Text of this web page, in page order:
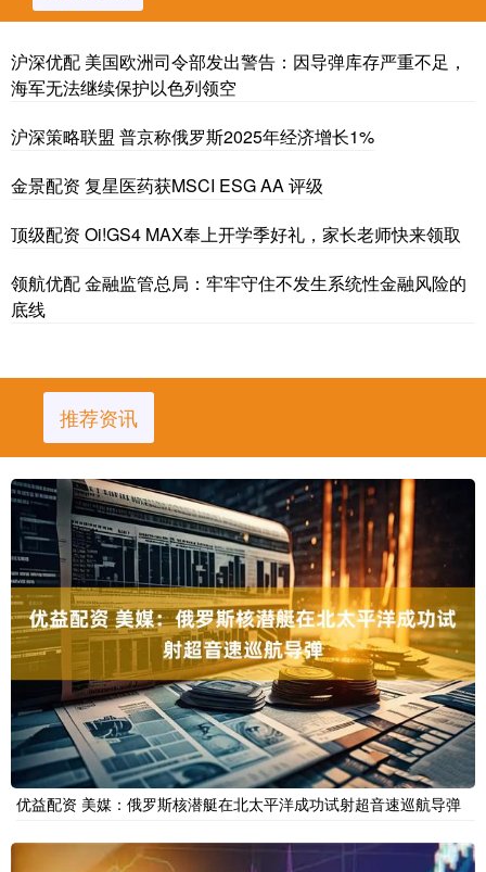
沪深优配 美国欧洲司令部发出警告：因导弹库存严重不足，
海军无法继续保护以色列领空
沪深策略联盟 普京称俄罗斯2025年经济增长1%
金景配资 复星医药获MSCI ESG AA 评级
顶级配资 Oi!GS4 MAX奉上开学季好礼，家长老师快来领取
领航优配 金融监管总局：牢牢守住不发生系统性金融风险的
底线
推荐资讯
优益配资 美媒：俄罗斯核潜艇在北太平洋成功试射超音速巡航导弹